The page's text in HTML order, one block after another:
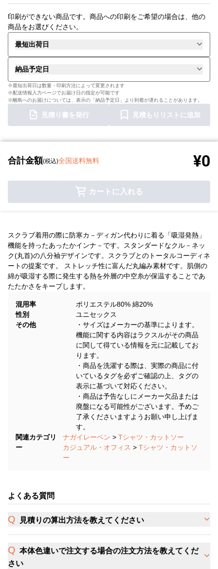
印刷ができない商品です。商品への印刷をご希望の場合は、他の
商品をお選びください。
最短出荷日
納品予定日
※最短出荷日は数量・印刷方法によって変更されます
※配送情報入力ページでお届け日の指定が可能です
※離島へのお届けについては、表示の「納品予定日」より到着が遅れることがあります。
見積り書を発行 見積もりリストに追加
合計金額(税込)全国送料無料 ¥0
カートに入れる
スクラブ着用の際に防寒カ－ディガン代わりに着る「吸湿発熱」
機能を持ったあったかインナ－です。スタンダードなクル－ネッ
ク(丸首)の八分袖デザインです。スクラブとのトータルコーディネ
ートの提案です。 ストレッチ性に富んだ丸編み素材です。肌側の
綿が吸湿する際に発生する熱を外層の中空糸が保温することであ
たたかさをキープします。
混用率
ポリエステル80% 綿20%
性別
ユニセックス
その他
・サイズはメーカーの基準によります。
機能に関する内容はラクスルがその商品
に関して得ている情報を元に記載してお
ります。
・商品を洗濯する際は、実際の商品に付
いているタグを必ずご確認の上、タグの
表示に基づいて対応ください。
・商品は予告なしにメーカー欠品または
廃盤になる可能性がございます。予めご
了承くださいますようお願い申し上げま
す。
関連カテゴリ
ー
ナガイレーベン > Tシャツ・カットソー
カジュアル・オフィス > Tシャツ・カットソ
ー
よくある質問
見積りの算出方法を教えてください
本体色違いで注文する場合の注文方法を教えてくだ
さい